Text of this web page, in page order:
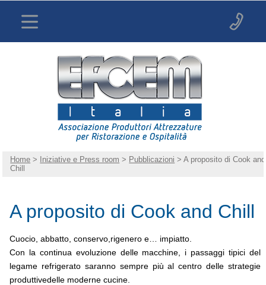
Home > Iniziative e Press room > Pubblicazioni > A proposito di Cook and
Chill
A proposito di Cook and Chill
Cuocio, abbatto, conservo,rigenero e… impiatto.
Con la continua evoluzione delle macchine, i passaggi tipici del
legame refrigerato saranno sempre più al centro delle strategie
produttivedelle moderne cucine.